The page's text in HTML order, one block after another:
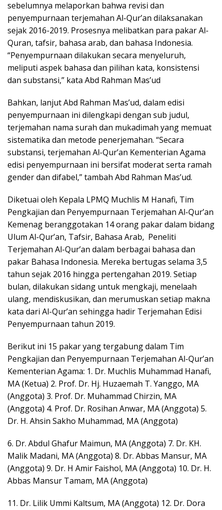
sebelumnya melaporkan bahwa revisi dan
penyempurnaan terjemahan Al-Qur’an dilaksanakan
sejak 2016-2019. Prosesnya melibatkan para pakar Al-
Quran, tafsir, bahasa arab, dan bahasa Indonesia.
“Penyempurnaan dilakukan secara menyeluruh,
meliputi aspek bahasa dan pilihan kata, konsistensi
dan substansi,” kata Abd Rahman Mas’ud
Bahkan, lanjut Abd Rahman Mas’ud, dalam edisi
penyempurnaan ini dilengkapi dengan sub judul,
terjemahan nama surah dan mukadimah yang memuat
sistematika dan metode penerjemahan. “Secara
substansi, terjemahan Al-Qur’an Kementerian Agama
edisi penyempurnaan ini bersifat moderat serta ramah
gender dan difabel,” tambah Abd Rahman Mas’ud.
Diketuai oleh Kepala LPMQ Muchlis M Hanafi, Tim
Pengkajian dan Penyempurnaan Terjemahan Al-Qur’an
Kemenag beranggotakan 14 orang pakar dalam bidang
Ulum Al-Qur’an, Tafsir, Bahasa Arab, Peneliti
Terjemahan Al-Qur’an dalam berbagai bahasa dan
pakar Bahasa Indonesia. Mereka bertugas selama 3,5
tahun sejak 2016 hingga pertengahan 2019. Setiap
bulan, dilakukan sidang untuk mengkaji, menelaah
ulang, mendiskusikan, dan merumuskan setiap makna
kata dari Al-Qur’an sehingga hadir Terjemahan Edisi
Penyempurnaan tahun 2019.
Berikut ini 15 pakar yang tergabung dalam Tim
Pengkajian dan Penyempurnaan Terjemahan Al-Qur’an
Kementerian Agama: 1. Dr. Muchlis Muhammad Hanafi,
MA (Ketua) 2. Prof. Dr. Hj. Huzaemah T. Yanggo, MA
(Anggota) 3. Prof. Dr. Muhammad Chirzin, MA
(Anggota) 4. Prof. Dr. Rosihan Anwar, MA (Anggota) 5.
Dr. H. Ahsin Sakho Muhammad, MA (Anggota)
6. Dr. Abdul Ghafur Maimun, MA (Anggota) 7. Dr. KH.
Malik Madani, MA (Anggota) 8. Dr. Abbas Mansur, MA
(Anggota) 9. Dr. H Amir Faishol, MA (Anggota) 10. Dr. H.
Abbas Mansur Tamam, MA (Anggota)
11. Dr. Lilik Ummi Kaltsum, MA (Anggota) 12. Dr. Dora